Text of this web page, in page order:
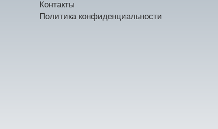
Контакты
Политика конфиденциальности